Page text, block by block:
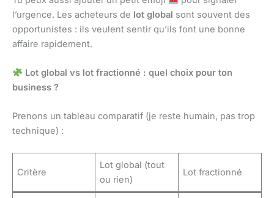
l’urgence. Les acheteurs de lot global sont souvent des
opportunistes : ils veulent sentir qu’ils font une bonne
affaire rapidement.
Lot global vs lot fractionné : quel choix pour ton
business ?
Prenons un tableau comparatif (je reste humain, pas trop
technique) :
Critère
Lot global (tout
ou rien)
Lot fractionné